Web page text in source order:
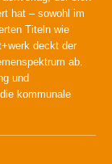
hat – sowohl im
Titeln wie
deckt der
ab.
und
kommunale